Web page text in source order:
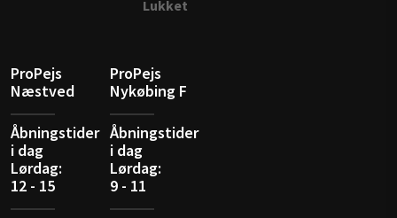
Lukket
ProPejs
Næstved
Åbningstider
i dag
Lørdag:
12 - 15
ProPejs
Nykøbing F
Åbningstider
i dag
Lørdag:
9 - 11